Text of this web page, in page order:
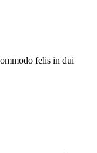
felis in dui